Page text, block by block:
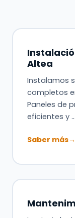
Altea
Instalamos
completos
Paneles de
eficientes y …
Saber más→